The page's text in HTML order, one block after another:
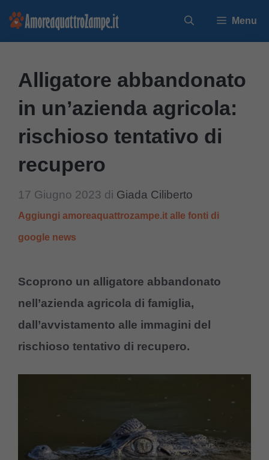
Vai
Menu
Alligatore abbandonato
in un’azienda agricola:
rischioso tentativo di
recupero
17 Giugno 2023 di Giada Ciliberto
Aggiungi amoreaquattrozampe.it alle fonti di
google news
Scoprono un alligatore abbandonato
nell’azienda agricola di famiglia,
dall’avvistamento alle immagini del
rischioso tentativo di recupero.